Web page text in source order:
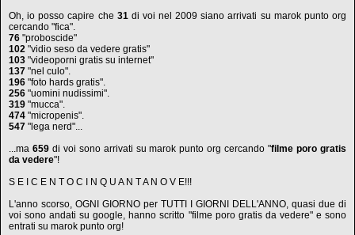
Oh, io posso capire che 31di voi nel 2009 siano arrivati su marok punto org
cercando "fica".
76 "proboscide"
102 "vidio seso da vedere gratis"
103 "videoporni gratis su internet"
137 "nel culo".
196 "foto hards gratis".
256 "uomini nudissimi".
319 "mucca".
474 "micropenis".
547 "lega nerd"...
...ma 659di voi sono arrivati su marok punto org cercando "filme poro gratis
da vedere"!
S E I C E N T O C I N Q U A N T A N O V E!!!
L'anno scorso, OGNI GIORNO per TUTTI I GIORNI DELL'ANNO, quasi due di
voi sono andati su google, hanno scritto "filme poro gratis da vedere" e sono
entrati su marok punto org!